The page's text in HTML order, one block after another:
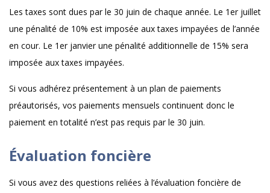
Les taxes sont dues par le 30 juin de chaque année. Le 1er juillet
une pénalité de 10% est imposée aux taxes impayées de l’année
en cour. Le 1er janvier une pénalité additionnelle de 15% sera
imposée aux taxes impayées.
Si vous adhérez présentement à un plan de paiements
préautorisés, vos paiements mensuels continuent donc le
paiement en totalité n’est pas requis par le 30 juin.
Évaluation foncière
Si vous avez des questions reliées à l’évaluation foncière de